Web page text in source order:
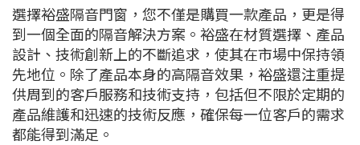
選擇裕盛隔音門窗，您不僅是購買一款產品，更是得
到一個全面的隔音解決方案。裕盛在材質選擇、產品
設計、技術創新上的不斷追求，使其在市場中保持領
先地位。除了產品本身的高隔音效果，裕盛還注重提
供周到的客戶服務和技術支持，包括但不限於定期的
產品維護和迅速的技術反應，確保每一位客戶的需求
都能得到滿足。